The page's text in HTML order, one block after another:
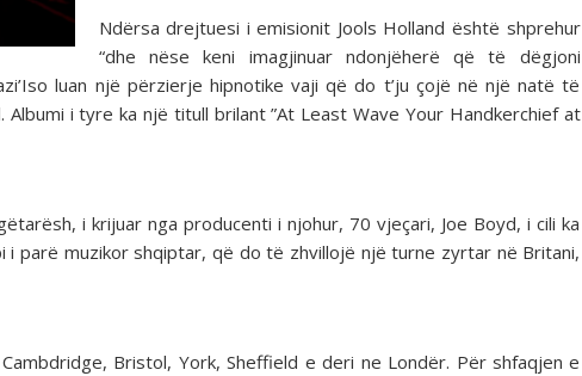
Ndërsa drejtuesi i emisionit Jools Holland është shprehur
“dhe nëse keni imagjinuar ndonjëherë që të dëgjoni
luan një përzierje hipnotike vaji që do t’ju çojë në një natë të
Albumi i tyre ka një titull brilant ”At Least Wave Your Handkerchief at
i krijuar nga producenti i njohur, 70 vjeçari, Joe Boyd, i cili ka
i parë muzikor shqiptar, që do të zhvillojë një turne zyrtar në Britani,
Bristol, York, Sheffield e deri ne Londër. Për shfaqjen e